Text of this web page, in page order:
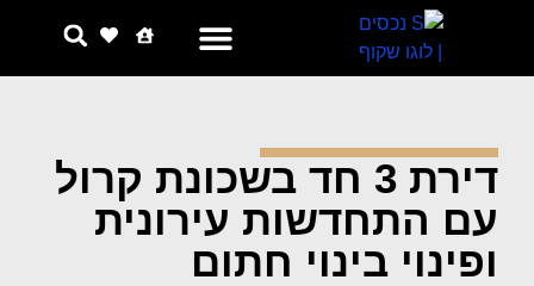
דירת 3 חד בשכונת קרול
עם התחדשות עירונית
ופינוי בינוי חתום